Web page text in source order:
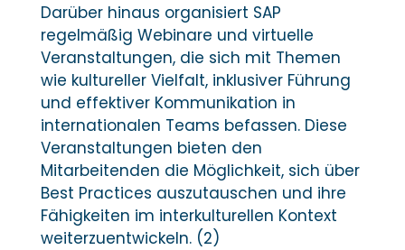
Darüber hinaus organisiert SAP
regelmäßig Webinare und virtuelle
Veranstaltungen, die sich mit Themen
wie kultureller Vielfalt, inklusiver Führung
und effektiver Kommunikation in
internationalen Teams befassen. Diese
Veranstaltungen bieten den
Mitarbeitenden die Möglichkeit, sich über
Best Practices auszutauschen und ihre
Fähigkeiten im interkulturellen Kontext
weiterzuentwickeln. ​(2)